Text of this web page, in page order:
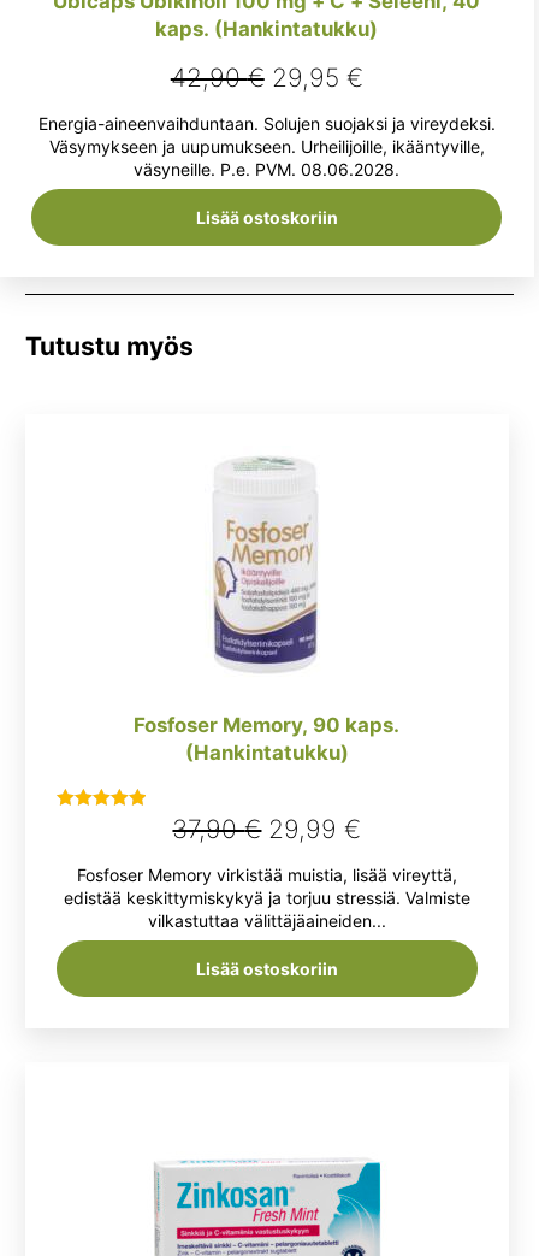
kaps. (Hankintatukku)
42,90€ Alkuperäinen
hinta
oli:
42,90 €.
29,95 €Nykyinen
hinta
on:
29,95 €.
Energia-aineenvaihduntaan. Solujen suojaksi ja vireydeksi.
Väsymykseen ja uupumukseen. Urheilijoille, ikääntyville,
väsyneille. P.e. PVM. 08.06.2028.
Lisää ostoskoriin
Tutustu myös
Fosfoser Memory, 90 kaps.
(Hankintatukku)
5.00/ 5
37,90€ Alkuperäinen
hinta
oli:
37,90 €.
29,99€
hinta
on:
29,99 €.
Fosfoser Memory virkistää muistia, lisää vireyttä,
edistää keskittymiskykyä ja torjuu stressiä. Valmiste
vilkastuttaa välittäjäaineiden...
Lisää ostoskoriin